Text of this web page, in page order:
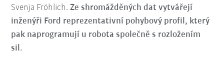
Svenja Fröhlich.Ze shromážděných dat vytvářejí
inženýři Ford reprezentativní pohybový profil, který
pak naprogramují u robota společně s rozložením
sil.